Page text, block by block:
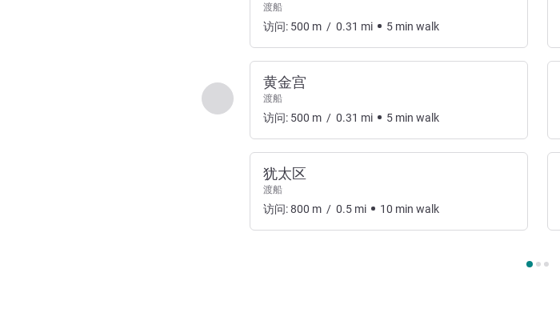
上一个 - 出入和交通
渡船
访问: 500 m / 0.31 mi 5 min walk
黄金宫
渡船
访问: 500 m / 0.31 mi 5 min walk
犹太区
渡船
访问:800 m / 0.5 mi 10 min walk